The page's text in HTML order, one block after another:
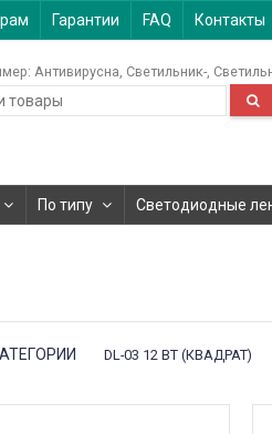
Гарантии FAQ Контакты
Антивирусна Светильник-
По типу Светодиодные
DL-03 12 ВТ (КВАДРАТ)